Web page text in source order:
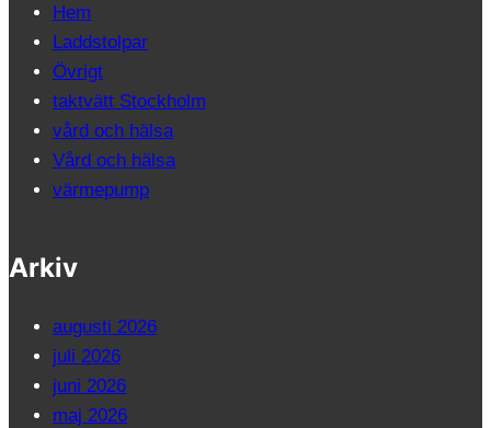
Hem
Laddstolpar
Övrigt
taktvätt Stockholm
vård och hälsa
Vård och hälsa
värmepump
Arkiv
augusti 2026
juli 2026
juni 2026
maj 2026